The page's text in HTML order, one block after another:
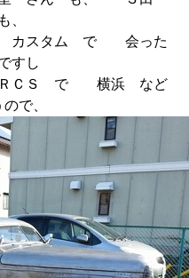
、
スタム で 会った
すし
ＣＳ で 横浜 など
で、